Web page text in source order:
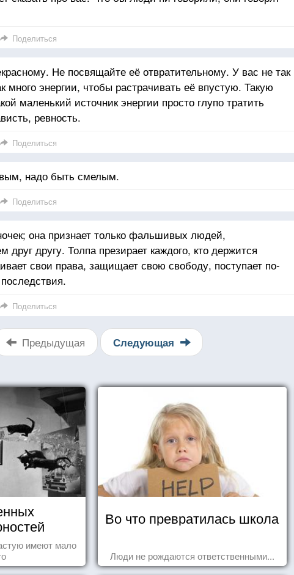
Поделиться
Не посвящайте её отвратительному. У вас не так
много энергии, чтобы растрачивать её впустую. Такую
маленький источник энергии просто глупо тратить
ревность.
Поделиться
надо быть смелым.
Поделиться
она признает только фальшивых людей,
другу. Толпа презирает каждого, кто держится
свои права, защищает свою свободу, поступает по-
Поделиться
Предыдущая Следующая
имеют мало
Во что превратилась школа
Люди не рождаются ответственными...